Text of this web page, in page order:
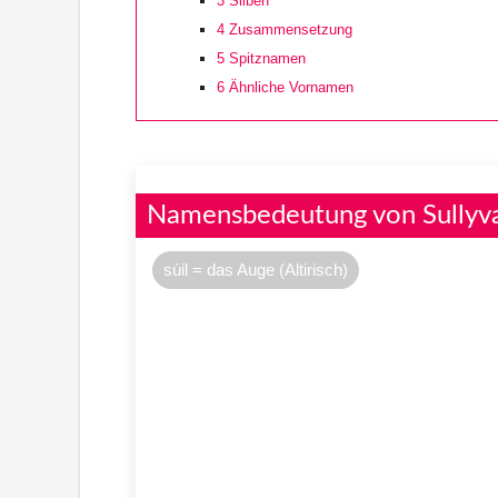
4 Zusammensetzung
5 Spitznamen
6 Ähnliche Vornamen
Namensbedeutung von
súil = das Auge (Altirisch)